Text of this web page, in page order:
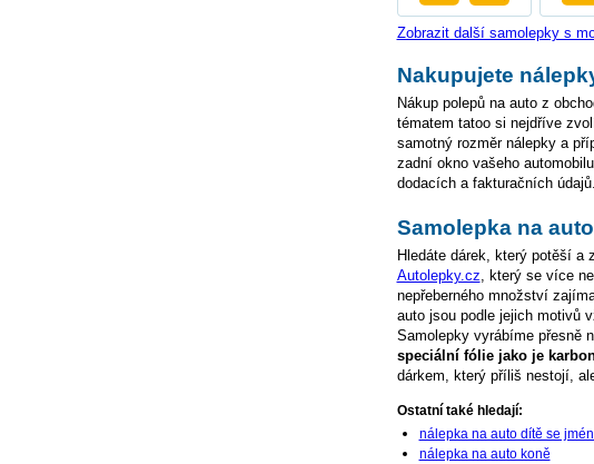
Zobrazit další samolepky s
Nakupujete
Nákup polepů na auto z
tématem tatoo si nejdříve
samotný rozměr nálepky a
zadní okno vašeho
dodacích a fakturačních
Samolepka na
Hledáte dárek, který potěší a
Autolepky.cz, který se více
nepřeberného množství
auto jsou podle jejich motivů
Samolepky vyrábíme přesně
speciální fólie jako je
dárkem, který příliš nestojí,
Ostatní také hledají:
nálepka na auto dítě se
nálepka na auto koně